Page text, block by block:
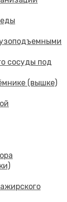
сосуды под
(вышке)